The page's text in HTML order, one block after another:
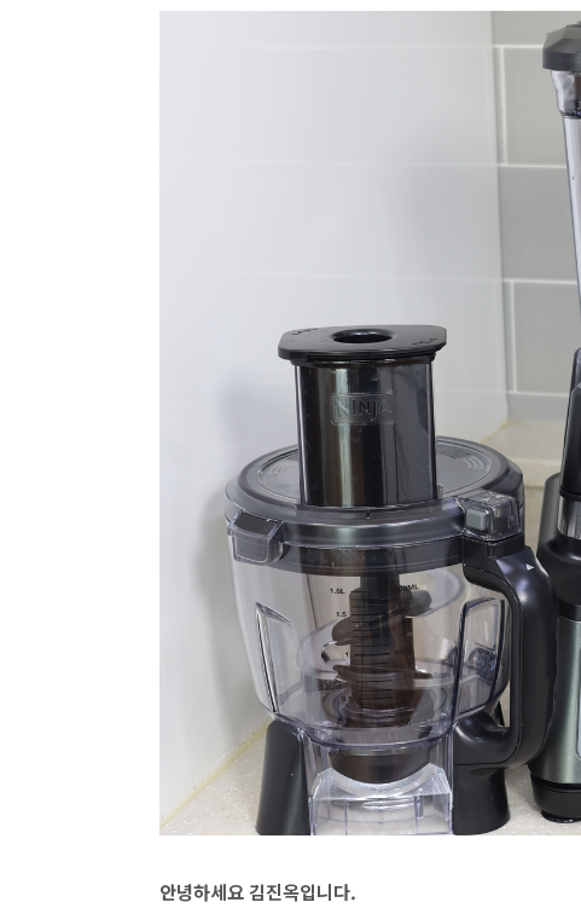
안녕하세요 김진옥입니다.